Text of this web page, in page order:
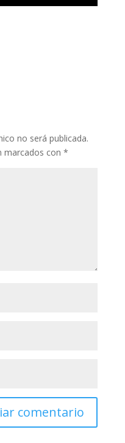
no será publicada.
marcados con *